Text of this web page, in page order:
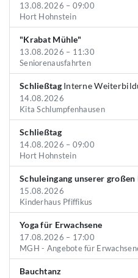
13.08.2026 – 09:00
Hort Hohnstein
"Krabat Mühle"
13.08.2026 – 11:30
Seniorenausfahrten
SchließtagInterne
14.08.2026
Kita Schlumpfenhausen
Schließtag
14.08.2026 – 09:00
Hort Hohnstein
Schuleingang unserer
15.08.2026
Kinderhaus Pfiffikus
Yoga für Erwachsene
17.08.2026 – 17:00
MGH - Angebote für
Bauchtanz